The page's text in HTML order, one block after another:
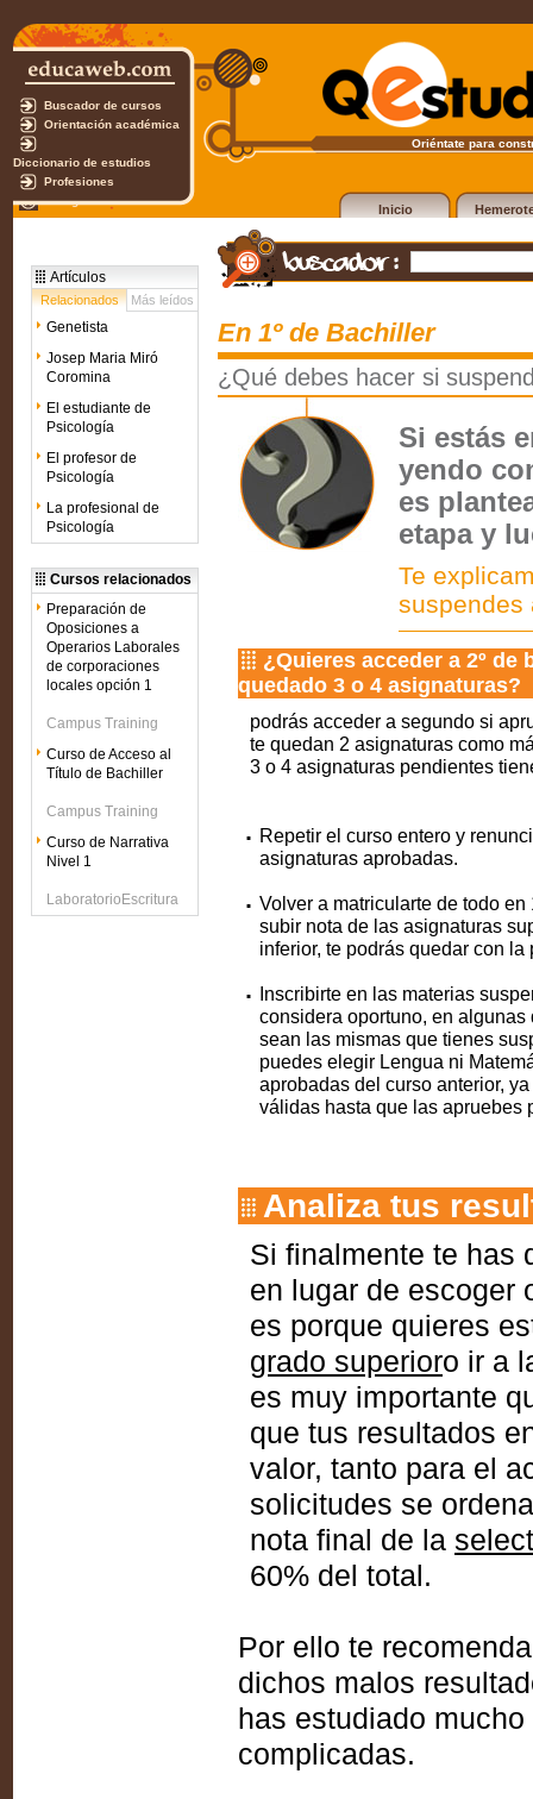
Buscador de cursos
Orientación académica
Diccionario de estudios
Profesiones
Test gratuito
Oriéntate para
Inicio
Artículos
Relacionados Más leídos
Genetista
Josep Maria Miró
Coromina
El estudiante de
Psicología
El profesor de
Psicología
La profesional de
Psicología
Cursos relacionados
Preparación de
Oposiciones a
Operarios Laborales
de corporaciones
locales opción 1
Campus Training
Curso de Acceso al
Título de Bachiller
Campus Training
Curso de Narrativa
Nivel 1
LaboratorioEscritura
En 1º de Bachiller
¿Qué debes hacer si
Si estás
yendo
es
etapa y
Te
suspendes
¿Quieres acceder a 2º de
quedado 3 o 4 asignaturas?
podrás acceder a segundo si
te quedan 2 asignaturas como
3 o 4 asignaturas pendientes
Repetir el curso entero y
asignaturas aprobadas.
Volver a matricularte de todo
subir nota de las asignaturas
inferior, te podrás quedar con la
Inscribirte en las materias
considera oportuno, en algunas
sean las mismas que tienes
puedes elegir Lengua ni
aprobadas del curso anterior,
válidas hasta que las apruebes
Analiza tus
Si finalmente te has
en lugar de escoger
es porque quieres
grado superioro ir a
es muy importante
que tus resultados
valor, tanto para el
solicitudes se
nota final de la
60% del total.
Por ello te
dichos malos
has estudiado
complicadas.